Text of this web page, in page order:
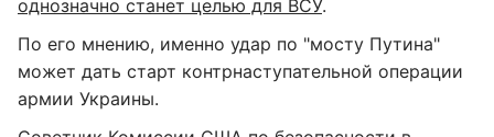
однозначно станет целью для ВСУ.
По его мнению, именно удар по "мосту Путина"
может дать старт контрнаступательной операции
армии Украины.